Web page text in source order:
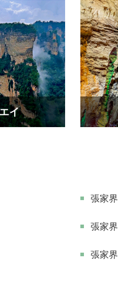
イ
張家
張家
張家